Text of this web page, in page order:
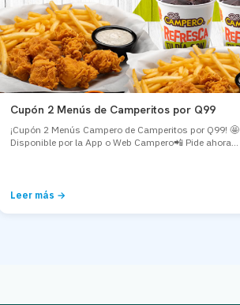
Cupón 2 Menús de Camperitos por Q99
¡Cupón 2 Menús Campero de Camperitos por Q99! 🤩
Disponible por la App o Web Campero📲 Pide ahora...
Leer más →